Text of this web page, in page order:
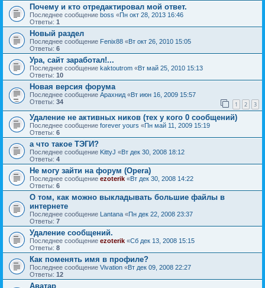
Почему и кто отредактировал мой ответ.
Последнее сообщение boss «Пн окт 28, 2013 16:46
Ответы: 1
Новый раздел
Последнее сообщение Fenix88 «Вт окт 26, 2010 15:05
Ответы: 6
Ура, сайт заработал!...
Последнее сообщение kaktoutrom «Вт май 25, 2010 15:13
Ответы: 10
Новая версия форума
Последнее сообщение Арахнид «Вт июн 16, 2009 15:57
Ответы: 34 1 2 3
Удаление не активных ников (тех у кого 0 сообщений)
Последнее сообщение forever yours «Пн май 11, 2009 15:19
Ответы: 6
а что такое ТЭГИ?
Последнее сообщение KittyJ «Вт дек 30, 2008 18:12
Ответы: 4
Не могу зайти на форум (Opera)
Последнее сообщение ezoterik «Вт дек 30, 2008 14:22
Ответы: 6
О том, как можно выкладывать большие файлы в
интернете
Последнее сообщение Lantana «Пн дек 22, 2008 23:37
Ответы: 7
Удаление сообщений.
Последнее сообщение ezoterik «Сб дек 13, 2008 15:15
Ответы: 8
Как поменять имя в профиле?
Последнее сообщение Vivation «Вт дек 09, 2008 22:27
Ответы: 12
Аватар